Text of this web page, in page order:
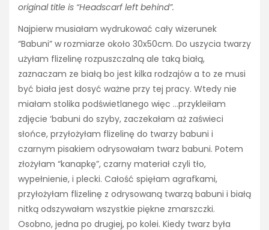
original title is “Headscarf left behind”.
Najpierw musiałam wydrukować cały wizerunek
“Babuni” w rozmiarze około 30x50cm. Do uszycia twarzy
użyłam flizelinę rozpuszczalną ale taką białą,
zaznaczam ze białą bo jest kilka rodzajów a to ze musi
być biała jest dosyć ważne przy tej pracy. Wtedy nie
miałam stolika podświetlanego więc …przykleiłam
zdjęcie ‘babuni do szyby, zaczekałam aż zaświeci
słońce, przyłożyłam flizelinę do twarzy babuni i
czarnym pisakiem odrysowałam twarz babuni. Potem
złożyłam “kanapkę”, czarny materiał czyli tło,
wypełnienie, i plecki. Całość spięłam agrafkami,
przyłożyłam flizelinę z odrysowaną twarzą babuni i białą
nitką odszywałam wszystkie piękne zmarszczki.
Osobno, jedna po drugiej, po kolei. Kiedy twarz była